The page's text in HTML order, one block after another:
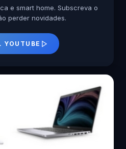
e smart home. Subscreva o
perder novidades.
YOUTUBE